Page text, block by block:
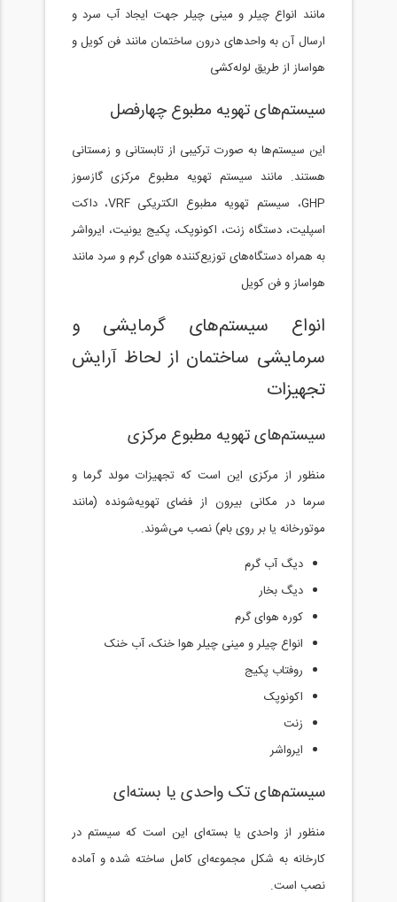
مانند انواع چیلر و مینی چیلر جهت ایجاد آب سرد و
ارسال آن به واحدهای درون ساختمان مانند فن کویل و
هواساز از طریق لوله‌کشی
سیستم‌های تهویه مطبوع چهارفصل
این سیستم‌ها به صورت ترکیبی از تابستانی و زمستانی
هستند. مانند سیستم تهویه مطبوع مرکزی گازسوز
GHP، سیستم تهویه مطبوع الکتریکی VRF، داکت
اسپلیت، دستگاه زنت، اکونوپک، پکیج یونیت، ایرواشر
به همراه دستگاه‌های توزیع‌کننده هوای گرم و سرد مانند
هواساز و فن کویل
انواع سیستم‌های گرمایشی و
سرمایشی ساختمان از لحاظ آرایش
تجهیزات
سیستم‌های تهویه مطبوع مرکزی
منظور از مرکزی این است که تجهیزات مولد گرما و
سرما در مکانی بیرون از فضای تهویه‌شونده (مانند
موتورخانه یا بر روی بام) نصب می‌شوند.
دیگ آب گرم
دیگ بخار
کوره هوای گرم
انواع چیلر و مینی چیلر هوا خنک، آب خنک
روفتاب پکیج
اکونوپک
زنت
ایرواشر
سیستم‌های تک واحدی یا بسته‌ای
منظور از واحدی یا بسته‌ای این است که سیستم در
کارخانه به شکل مجموعه‌ای کامل ساخته شده و آماده
نصب است.